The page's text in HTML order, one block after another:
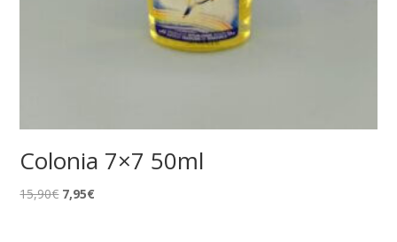
Colonia 7×7 50ml
15,90€ El
7,95€El